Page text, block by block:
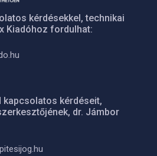
kérdésekkel, technikai
Kiadóhoz fordulhat:
kérdéseit,
dr. Jámbor